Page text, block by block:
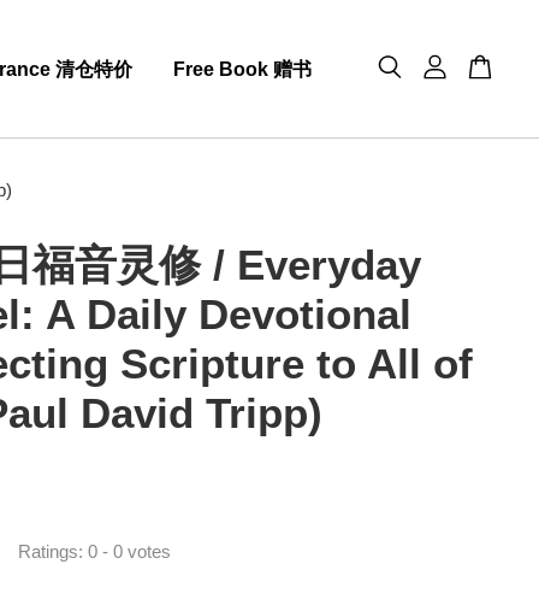
清仓特价 Free Book 赠书
福音灵修 / Everyday
A Daily Devotional
Scripture to All of
David Tripp)
Ratings:0 -0 votes